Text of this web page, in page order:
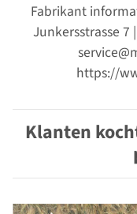
Fabrikant
Junkersstrasse 7
https://
Klanten